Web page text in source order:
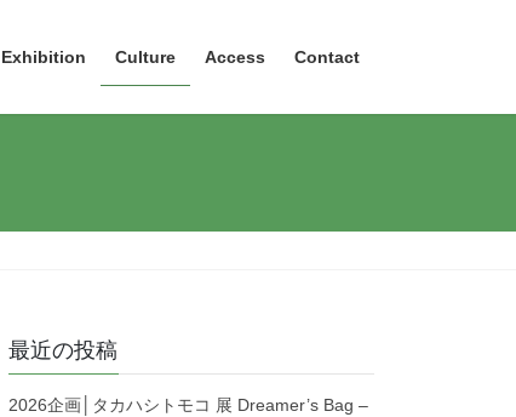
Exhibition Culture Access Contact
最近の投稿
2026企画│タカハシトモコ 展 Dreamer’s Bag –